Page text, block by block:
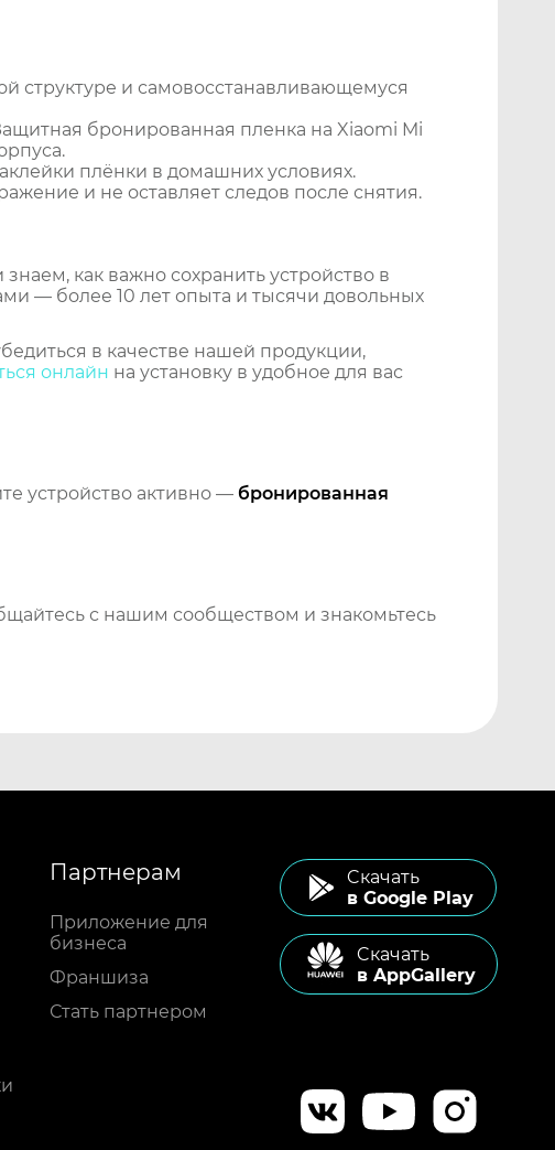
структуре и самовосстанавливающемуся
бронированная пленка на Xiaomi Mi
плёнки в домашних условиях.
и не оставляет следов после снятия.
как важно сохранить устройство в
— более 10 лет опыта и тысячи довольных
в качестве нашей продукции,
онлайн на установку в удобное для вас
устройство активно — бронированная
с нашим сообществом и знакомьтесь
Партнерам
Приложение для
бизнеса
Франшиза
Стать партнером
Cкачать
в Google Play
Cкачать
в AppGallery